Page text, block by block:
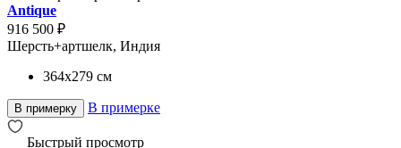
Antique
916 500 ₽
Шерсть+артшелк, Индия
364x279 см
В примерку В примерке
Быстрый просмотр